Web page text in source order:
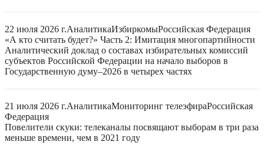
22 июля 2026 г.АналитикаИзбиркомыРоссийская Федерация
«А кто считать будет?» Часть 2: Имитация многопартийности
Аналитический доклад о составах избирательных комиссий
субъектов Российской Федерации на начало выборов в
Государственную думу–2026 в четырех частях
21 июля 2026 г.АналитикаМониторинг телеэфираРоссийская
Федерация
Повелители скуки: телеканалы посвящают выборам в три раза
меньше времени, чем в 2021 году